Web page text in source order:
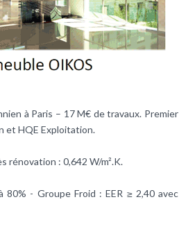
à Paris – 17 M€ de travaux. Premier
et HQE Exploitation.
rénovation : 0,642 W/m².K.
- Groupe Froid : EER ≥ 2,40 avec